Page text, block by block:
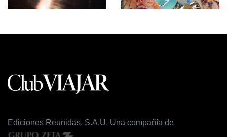
Ediciones Reunidas. S.A.U. Una compañía de